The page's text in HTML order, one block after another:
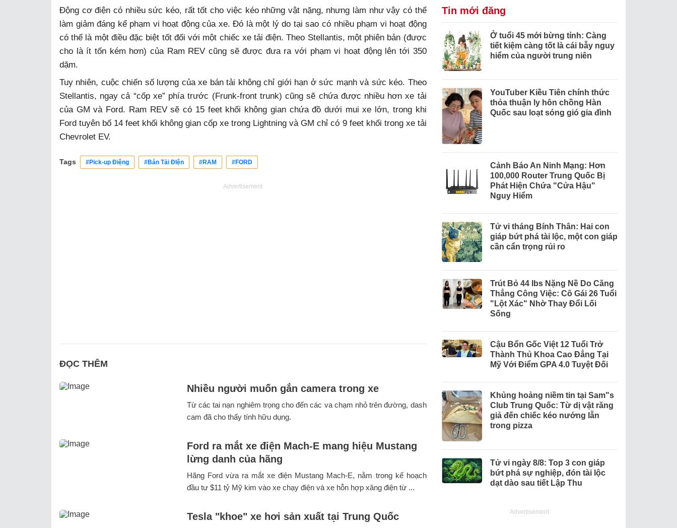
Động cơ điện có nhiều sức kéo, rất tốt cho việc kéo những vật nặng, nhưng làm như vậy có thể
làm giảm đáng kể phạm vi hoạt động của xe. Đó là một lý do tại sao có nhiều phạm vi hoạt động
có thể là một điều đặc biệt tốt đối với một chiếc xe tải điện. Theo Stellantis, một phiên bản (được
cho là ít tốn kém hơn) của Ram REV cũng sẽ được đưa ra với phạm vi hoạt động lên tới 350
dặm.
Tuy nhiên, cuộc chiến số lượng của xe bán tải không chỉ giới hạn ở sức mạnh và sức kéo. Theo
Stellantis, ngay cả “cốp xe” phía trước (Frunk-front trunk) cũng sẽ chứa được nhiều hơn xe tải
của GM và Ford. Ram REV sẽ có 15 feet khối không gian chứa đồ dưới mui xe lớn, trong khi
Ford tuyên bố 14 feet khối không gian cốp xe trong Lightning và GM chỉ có 9 feet khối trong xe tải
Chevrolet EV.
Tags #Pick-up Điệng #Bán Tải ĐIện #RAM #FORD
Advertisement
ĐỌC THÊM
Nhiều người muốn gắn camera trong xe
Từ các tai nạn nghiêm trọng cho đến các va chạm nhỏ trên đường, dash
cam đã cho thấy tính hữu dụng.
Ford ra mắt xe điện Mach-E mang hiệu Mustang
lừng danh của hãng
Hãng Ford vừa ra mắt xe điện Mustang Mach-E, nằm trong kế hoạch
đầu tư $11 tỷ Mỹ kim vào xe chạy điện và xe hỗn hợp xăng điện từ ...
Tesla "khoe" xe hơi sản xuất tại Trung Quốc
Tin mới đăng
Ở tuổi 45 mới bừng tỉnh: Càng
tiết kiệm càng tốt là cái bẫy nguy
hiểm của người trung niên
YouTuber Kiều Tiên chính thức
thỏa thuận ly hôn chồng Hàn
Quốc sau loạt sóng gió gia đình
Cảnh Báo An Ninh Mạng: Hơn
100,000 Router Trung Quốc Bị
Phát Hiện Chứa "Cửa Hậu"
Nguy Hiểm
Tử vi tháng Bính Thân: Hai con
giáp bứt phá tài lộc, một con giáp
cần cẩn trọng rủi ro
Trút Bỏ 44 lbs Nặng Nề Do Căng
Thẳng Công Việc: Cô Gái 26 Tuổi
"Lột Xác" Nhờ Thay Đổi Lối
Sống
Cậu Bổn Gốc Việt 12 Tuổi Trở
Thành Thủ Khoa Cao Đẳng Tại
Mỹ Với Điểm GPA 4.0 Tuyệt Đối
Khủng hoảng niềm tin tại Sam"s
Club Trung Quốc: Từ dị vật răng
giả đến chiếc kéo nướng lẫn
trong pizza
Tử vi ngày 8/8: Top 3 con giáp
bứt phá sự nghiệp, đón tài lộc
dạt dào sau tiết Lập Thu
Advertisement